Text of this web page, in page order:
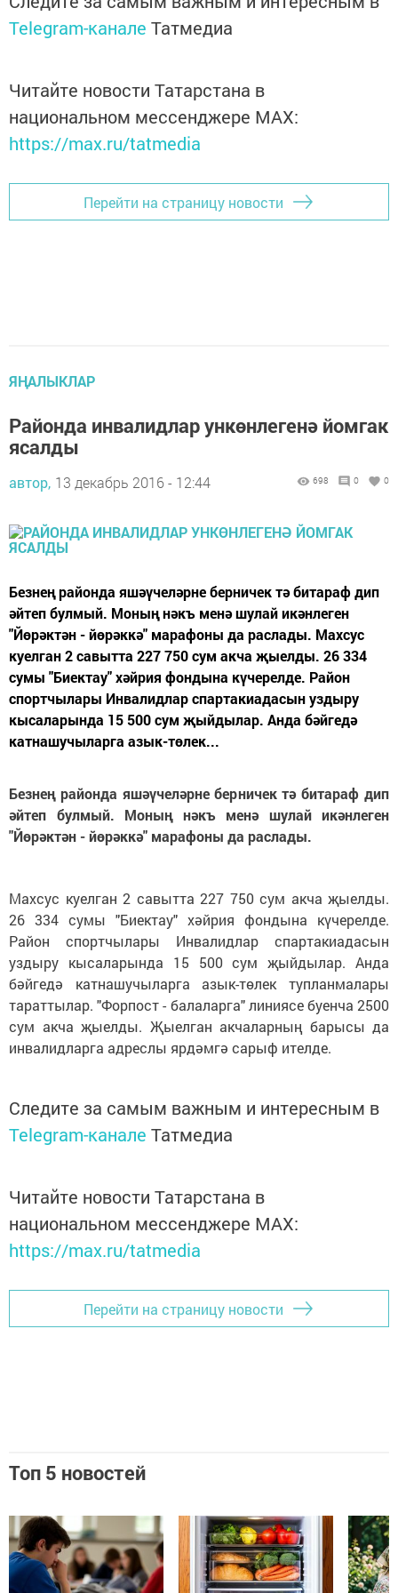
Telegram-канале Татмедиа
Читайте новости Татарстана в
национальном мессенджере MАХ:
https://max.ru/tatmedia
Перейти на страницу новости
ЯҢАЛЫКЛАР
Районда инвалидлар ункөнлегенә йомгак
ясалды
автор, 13 декабрь 2016 - 12:44 698 0 0
Безнең районда яшәүчеләрне берничек тә битараф дип
әйтеп булмый. Моның нәкъ менә шулай икәнлеген
"Йөрәктән - йөрәккә" марафоны да раслады. Махсус
куелган 2 савытта 227 750 сум акча җыелды. 26 334
сумы "Биектау" хәйрия фондына күчерелде. Район
спортчылары Инвалидлар спартакиадасын уздыру
кысаларында 15 500 сум җыйдылар. Анда бәйгедә
катнашучыларга азык-төлек...
Безнең районда яшәүчеләрне берничек тә битараф дип
әйтеп булмый. Моның нәкъ менә шулай икәнлеген
"Йөрәктән - йөрәккә" марафоны да раслады.
Махсус куелган 2 савытта 227 750 сум акча җыелды.
26 334 сумы "Биектау" хәйрия фондына күчерелде.
Район спортчылары Инвалидлар спартакиадасын
уздыру кысаларында 15 500 сум җыйдылар. Анда
бәйгедә катнашучыларга азык-төлек тупланмалары
тараттылар. "Форпост - балаларга" линиясе буенча 2500
сум акча җыелды. Җыелган акчаларның барысы да
инвалидларга адреслы ярдәмгә сарыф ителде.
Следите за самым важным и интересным в
Telegram-канале Татмедиа
Читайте новости Татарстана в
национальном мессенджере MАХ:
https://max.ru/tatmedia
Перейти на страницу новости
Топ 5 новостей